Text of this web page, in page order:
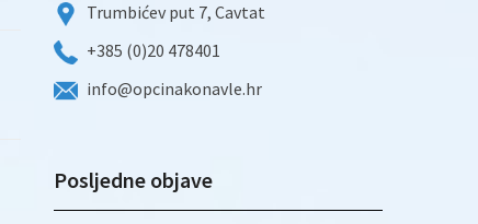
Trumbićev put 7, Cavtat
+385 (0)20 478401
info@opcinakonavle.hr
Posljedne objave